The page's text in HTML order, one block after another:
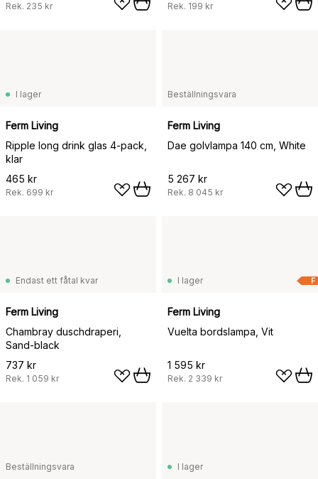
Rek. 235 kr Rek. 199 kr
I lager
Ferm Living
Ripple long drink glas 4-pack,
klar
465 kr
Rek. 699 kr
Beställningsvara
Ferm Living
Dae golvlampa 140 cm, White
5 267 kr
Rek. 8 045 kr
Endast ett fåtal kvar
Ferm Living
Chambray duschdraperi,
Sand-black
737 kr
Rek. 1 059 kr
F
I lager
Ferm Living
Vuelta bordslampa, Vit
1 595 kr
Rek. 2 339 kr
Beställningsvara I lager